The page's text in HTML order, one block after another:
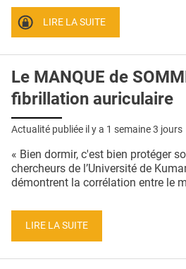
LIRE LA SUITE
Le MANQUE de
fibrillation auriculaire
Actualité publiée il y a 1 semaine 3 jours
« Bien dormir, c'est bien protéger
chercheurs de l’Université de
démontrent la corrélation entre le
LIRE LA SUITE